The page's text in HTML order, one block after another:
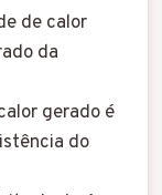
de calor
da
gerado é
do